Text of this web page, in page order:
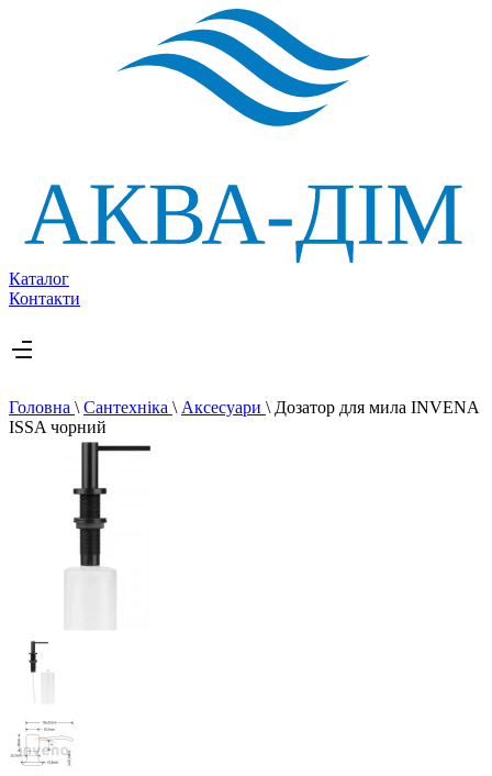
Каталог
Контакти
Головна \ Сантехніка \ Аксесуари \ Дозатор для мила INVENA
ISSA чорний